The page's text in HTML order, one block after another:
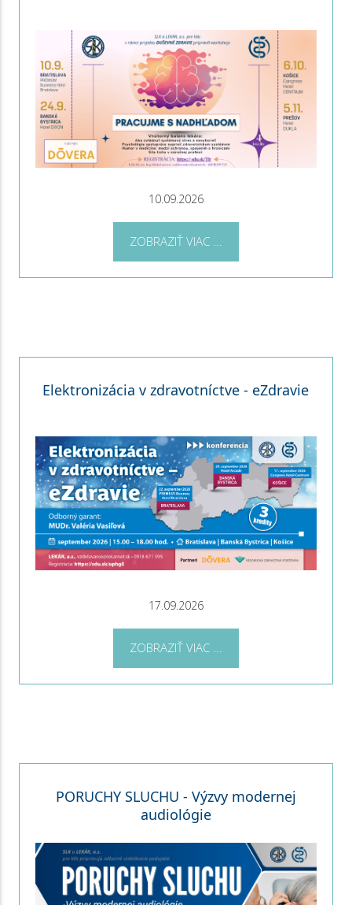
10.09.2026
ZOBRAZIŤ VIAC ...
Elektronizácia v zdravotníctve - eZdravie
17.09.2026
ZOBRAZIŤ VIAC ...
PORUCHY SLUCHU - Výzvy modernej
audiológie